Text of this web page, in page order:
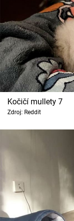
Kočičí mullety 7
Zdroj: Reddit